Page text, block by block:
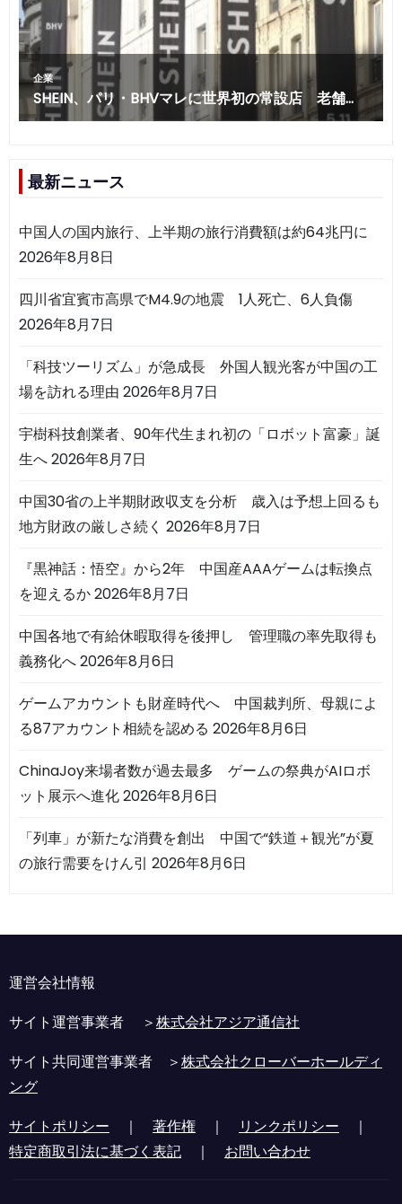
最新ニュース
中国人の国内旅行、上半期の旅行消費額は約64兆円に
2026年8月8日
四川省宜賓市高県でM4.9の地震 1人死亡、6人負傷
2026年8月7日
「科技ツーリズム」が急成長 外国人観光客が中国の工
場を訪れる理由 2026年8月7日
宇樹科技創業者、90年代生まれ初の「ロボット富豪」誕
生へ2026年8月7日
中国30省の上半期財政収支を分析 歳入は予想上回るも
地方財政の厳しさ続く 2026年8月7日
『黒神話：悟空』から2年 中国産AAAゲームは転換点
を迎えるか2026年8月7日
中国各地で有給休暇取得を後押し 管理職の率先取得も
義務化へ2026年8月6日
ゲームアカウントも財産時代へ 中国裁判所、母親によ
る87アカウント相続を認める 2026年8月6日
ChinaJoy来場者数が過去最多 ゲームの祭典がAIロボ
ット展示へ進化2026年8月6日
「列車」が新たな消費を創出 中国で“鉄道＋観光”が夏
の旅行需要をけん引 2026年8月6日
運営会社情報
サイト運営事業者 ＞株式会社アジア通信社
サイト共同運営事業者 ＞株式会社クローバーホールディ
ング
サイトポリシー ｜ 著作権 ｜ リンクポリシー ｜
特定商取引法に基づく表記 ｜ お問い合わせ